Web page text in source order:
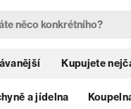
Kupujete
a jídelna